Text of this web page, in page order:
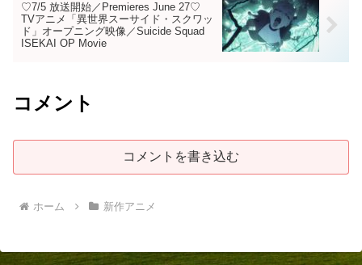
♡7/5 放送開始／Premieres June 27♡
TVアニメ「異世界スーサイド・スクワッ
ド」オープニング映像／Suicide Squad
ISEKAI OP Movie
コメント
コメントを書き込む
ホーム 新作アニメ